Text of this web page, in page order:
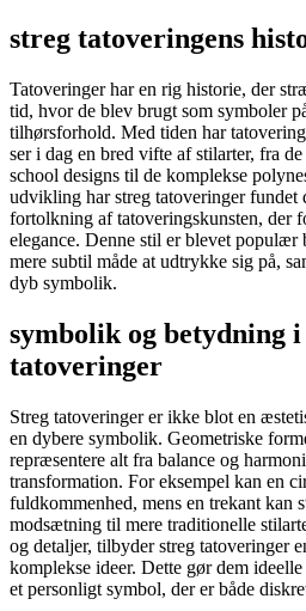
streg tatoveringens
Tatoveringer har en rig historie, der
tid, hvor de blev brugt som symboler
tilhørsforhold. Med tiden har
ser i dag en bred vifte af stilarter, fra
school designs til de komplekse
udvikling har streg tatoveringer fundet
fortolkning af tatoveringskunsten, der
elegance. Denne stil er blevet populær
mere subtil måde at udtrykke sig på,
dyb symbolik.
symbolik og betydning
tatoveringer
Streg tatoveringer er ikke blot en
en dybere symbolik. Geometriske
repræsentere alt fra balance og
transformation. For eksempel kan en
fuldkommenhed, mens en trekant kan
modsætning til mere traditionelle
og detaljer, tilbyder streg tatoveringer
komplekse ideer. Dette gør dem
et personligt symbol, der er både